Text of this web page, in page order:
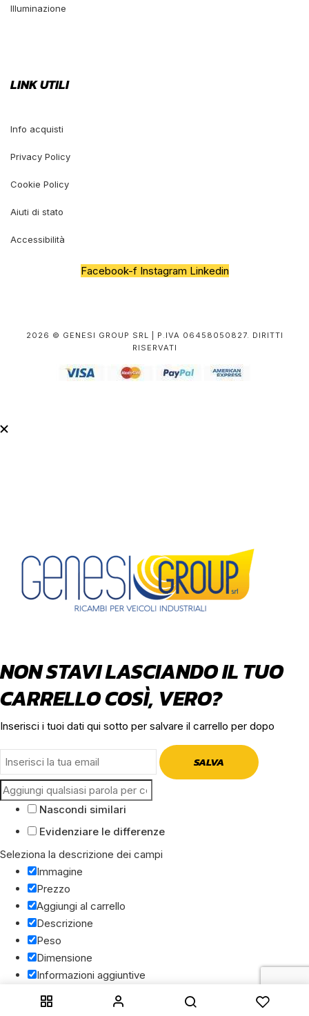
Illuminazione
LINK UTILI
Info acquisti
Privacy Policy
Cookie Policy
Aiuti di stato
Accessibilità
Facebook-f Instagram Linkedin
2026 © GENESI GROUP SRL | P.IVA 06458050827. DIRITTI
RISERVATI
NON STAVI LASCIANDO IL TUO
CARRELLO COSÌ, VERO?
Inserisci i tuoi dati qui sotto per salvare il carrello per dopo
SALVA
Nascondi similari
Evidenziare le differenze
Seleziona la descrizione dei campi
Immagine
Prezzo
Aggiungi al carrello
Descrizione
Peso
Dimensione
Informazioni aggiuntive
Compara